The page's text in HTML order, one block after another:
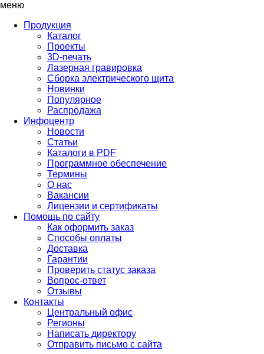
меню
Продукция
Каталог
Проекты
3D-печать
Лазерная гравировка
Сборка электрического щита
Новинки
Популярное
Распродажа
Инфоцентр
Новости
Статьи
Каталоги в PDF
Программное обеспечение
Термины
О нас
Вакансии
Лицензии и сертификаты
Помощь по сайту
Как оформить заказ
Способы оплаты
Доставка
Гарантии
Проверить статус заказа
Вопрос-ответ
Отзывы
Контакты
Центральный офис
Регионы
Написать директору
Отправить письмо с сайта